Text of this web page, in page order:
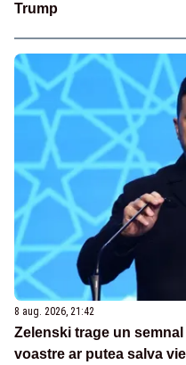
Trump
8 aug. 2026, 21:42
Zelenski trage un
voastre ar putea salva